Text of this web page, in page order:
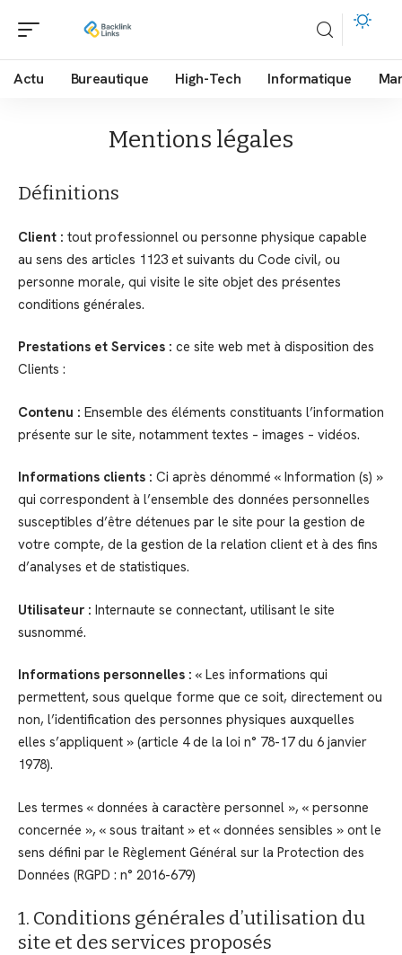
Actu Bureautique High-Tech Informatique
Mentions légales
Définitions
Client : tout professionnel ou personne physique capable
au sens des articles 1123 et suivants du Code civil, ou
personne morale, qui visite le site objet des présentes
conditions générales.
Prestations et Services : ce site web met à disposition des
Clients :
Contenu : Ensemble des éléments constituants l’information
présente sur le site, notamment textes – images – vidéos.
Informations clients : Ci après dénommé « Information (s) »
qui correspondent à l’ensemble des données personnelles
susceptibles d’être détenues par le site pour la gestion de
votre compte, de la gestion de la relation client et à des fins
d’analyses et de statistiques.
Utilisateur : Internaute se connectant, utilisant le site
susnommé.
Informations personnelles : « Les informations qui
permettent, sous quelque forme que ce soit, directement ou
non, l’identification des personnes physiques auxquelles
elles s’appliquent » (article 4 de la loi n° 78-17 du 6 janvier
1978).
Les termes « données à caractère personnel », « personne
concernée », « sous traitant » et « données sensibles » ont le
sens défini par le Règlement Général sur la Protection des
Données (RGPD : n° 2016-679)
1. Conditions générales d’utilisation du
site et des services proposés